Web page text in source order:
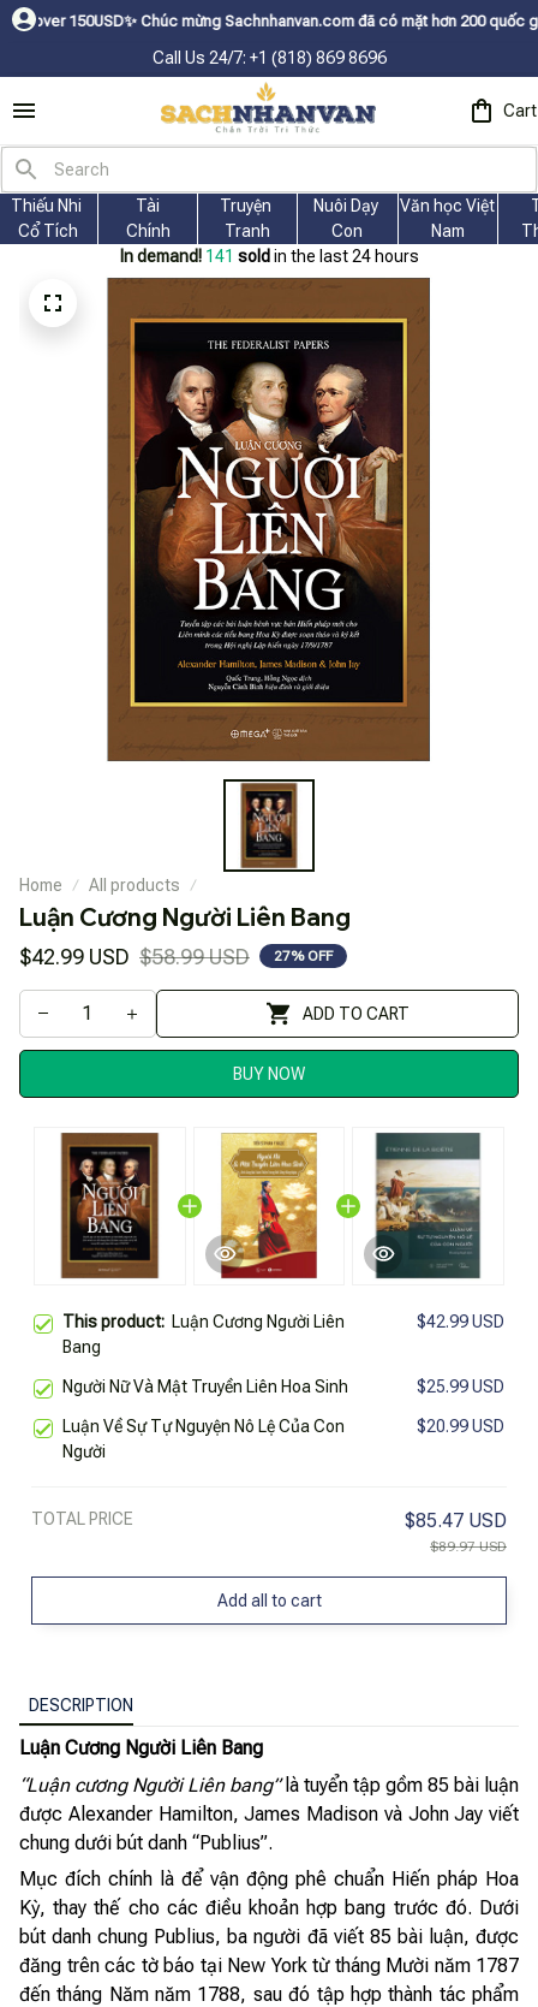
Chúc mừng Sachnhanvan.com đã có mặt hơn 200 quốc gia như Mỹ, Canada,
Call Us 24/7: +1 (818) 869 8696
Cart
Thiếu Nhi
Cổ Tích
Tài
Chính
Truyện
Tranh
Nuôi Dạy
Con
Văn học Việt
Nam
In demand! 141 sold in the last 24 hours
Home All products
Luận Cương Người Liên Bang
$42.99 USD $58.99 USD 27% OFF
ADD TO CART
BUY NOW
This product: Luận Cương Người Liên
Bang
$42.99 USD
Người Nữ Và Mật Truyền Liên Hoa Sinh $25.99 USD
Luận Về Sự Tự Nguyện Nô Lệ Của Con
Người
$20.99 USD
TOTAL PRICE $85.47 USD
$89.97 USD
Add all to cart
DESCRIPTION
Luận Cương Người Liên Bang
“Luận cương Người Liên bang” là tuyển tập gồm 85 bài luận
được Alexander Hamilton, James Madison và John Jay viết
chung dưới bút danh “Publius”.
Mục đích chính là để vận động phê chuẩn Hiến pháp Hoa
Kỳ, thay thế cho các điều khoản hợp bang trước đó. Dưới
bút danh chung Publius, ba người đã viết 85 bài luận, được
đăng trên các tờ báo tại New York từ tháng Mười năm 1787
đến tháng Năm năm 1788, sau đó tập hợp thành tác phẩm